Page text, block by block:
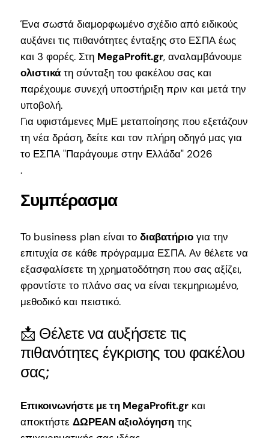
Ένα σωστά διαμορφωμένο σχέδιο από ειδικούς
αυξάνει τις πιθανότητες ένταξης στο ΕΣΠΑ έως
και 3 φορές. Στη MegaProfit.gr, αναλαμβάνουμε
ολιστικά τη σύνταξη του φακέλου σας και
παρέχουμε συνεχή υποστήριξη πριν και μετά την
υποβολή.
Για υφιστάμενες ΜμΕ μεταποίησης που εξετάζουν
τη νέα δράση, δείτε και τον πλήρη οδηγό μας για
το ΕΣΠΑ "Παράγουμε στην Ελλάδα" 2026
.
Συμπέρασμα
Το business plan είναι το διαβατήριο για την
επιτυχία σε κάθε πρόγραμμα ΕΣΠΑ. Αν θέλετε να
εξασφαλίσετε τη χρηματοδότηση που σας αξίζει,
φροντίστε το πλάνο σας να είναι τεκμηριωμένο,
μεθοδικό και πειστικό.
📩 Θέλετε να αυξήσετε τις
πιθανότητες έγκρισης του φακέλου
σας;
Επικοινωνήστε με τη MegaProfit.gr και
αποκτήστε ΔΩΡΕΑΝ αξιολόγηση της